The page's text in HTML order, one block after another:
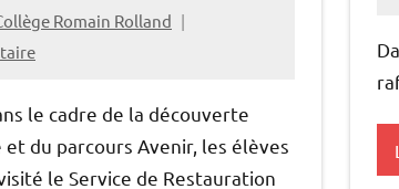
Romain Rolland
le cadre de la découverte
du parcours Avenir, les élèves
le Service de Restauration